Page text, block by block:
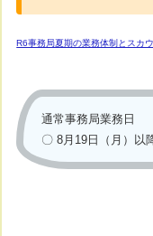
R6事務局夏期の業務体制とスカ
通常事務局業務
〇 8月19日（月）以